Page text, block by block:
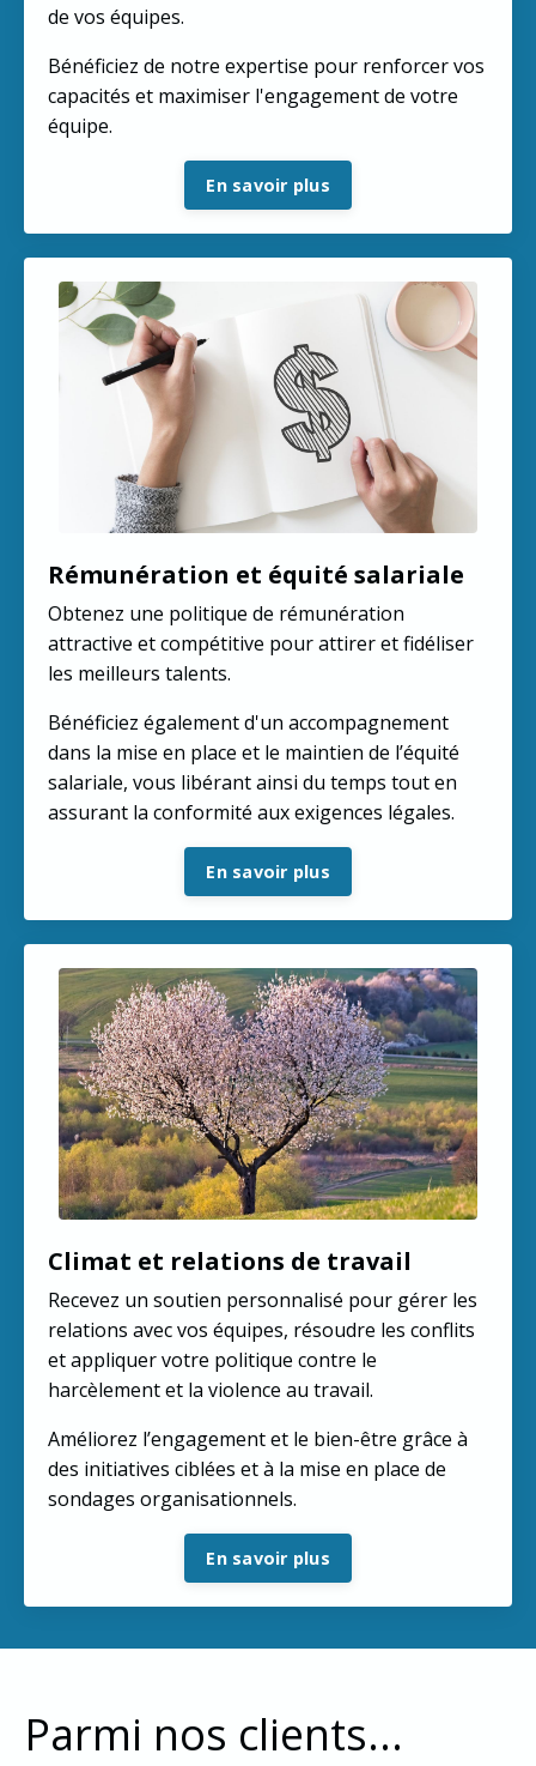
de vos équipes.
Bénéficiez de notre expertise pour renforcer vos
capacités et maximiser l'engagement de votre
équipe.
En savoir plus
Rémunération et équité salariale
Obtenez une politique de rémunération
attractive et compétitive pour attirer et fidéliser
les meilleurs talents.
Bénéficiez également d'un accompagnement
dans la mise en place et le maintien de l’équité
salariale, vous libérant ainsi du temps tout en
assurant la conformité aux exigences légales.
En savoir plus
Climat et relations de travail
Recevez un soutien personnalisé pour gérer les
relations avec vos équipes, résoudre les conflits
et appliquer votre politique contre le
harcèlement et la violence au travail.
Améliorez l’engagement et le bien-être grâce à
des initiatives ciblées et à la mise en place de
sondages organisationnels.
En savoir plus
Parmi nos clients...